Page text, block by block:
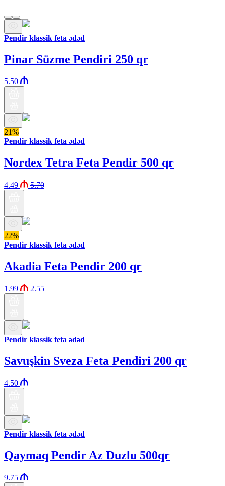
Pendir klassik feta ədəd
Pinar Süzme Pendiri 250 qr
5.50
21%
Pendir klassik feta ədəd
Nordex Tetra Feta Pendir 500 qr
4.49 5.70
22%
Pendir klassik feta ədəd
Akadia Feta Pendir 200 qr
1.99 2.55
Pendir klassik feta ədəd
Savuşkin Sveza Feta Pendiri 200 qr
4.50
Pendir klassik feta ədəd
Qaymaq Pendir Az Duzlu 500qr
9.75